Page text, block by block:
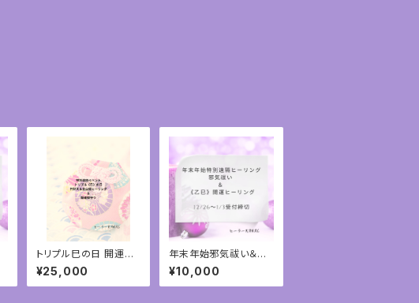
トリプル巳の日 開運御
守り＆弁財天.大物主神.
金山姫ヒーリング③
¥25,000
年末年始邪気祓い＆乙
巳開運遠隔ヒーリング
①
¥10,000